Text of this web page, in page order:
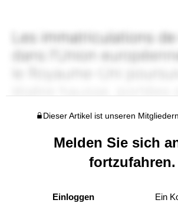
Dieser Artikel ist unseren
Melden Sie sich
fortzufahren.
Einloggen Ein